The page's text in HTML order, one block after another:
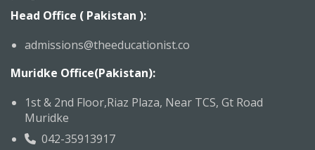
Head Office ( Pakistan ):
admissions@theeducationist.co
Muridke Office(Pakistan):
1st & 2nd Floor,Riaz Plaza, Near TCS, Gt Road
Muridke
042-35913917